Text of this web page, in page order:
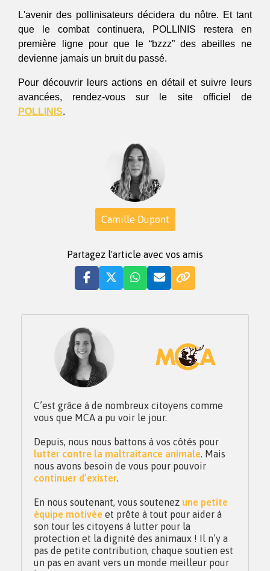
L'avenir des pollinisateurs décidera du nôtre. Et tant
que le combat continuera, POLLINIS restera en
première ligne pour que le “bzzz” des abeilles ne
devienne jamais un bruit du passé.
Pour découvrir leurs actions en détail et suivre leurs
avancées, rendez-vous sur le site officiel de
POLLINIS.
Camille Dupont
Partagez l'article avec vos amis
C’est grâce à de nombreux citoyens comme
vous que MCA a pu voir le jour.
Depuis, nous nous battons à vos côtés pour
lutter contre la maltraitance animale. Mais
nous avons besoin de vous pour pouvoir
continuer d’exister.
En nous soutenant, vous soutenez une petite
équipe motivée et prête à tout pour aider à
son tour les citoyens à lutter pour la
protection et la dignité des animaux ! Il n’y a
pas de petite contribution, chaque soutien est
un pas en avant vers un monde meilleur pour